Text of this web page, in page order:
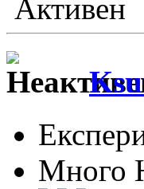
Активен
Много